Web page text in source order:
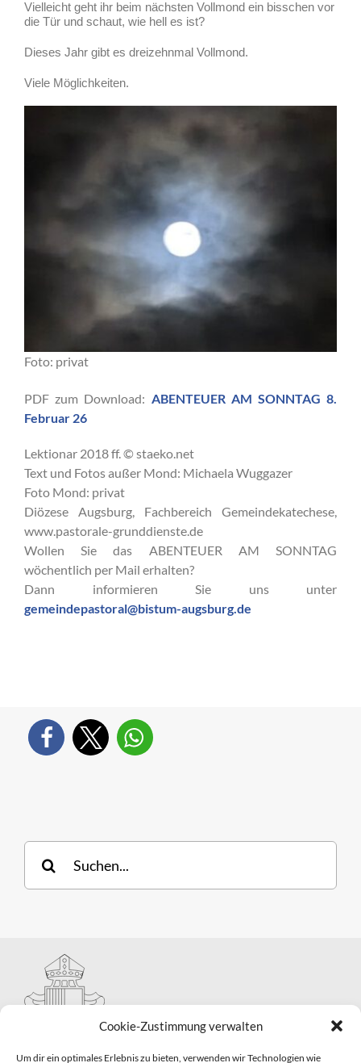
Cookie-Zustimmung verwalten
Um dir ein optimales Erlebnis zu bieten, verwenden wir Technologien wie
Vielleicht geht ihr beim nächsten Vollmond ein bisschen vor
die Tür und schaut, wie hell es ist?
Dieses Jahr gibt es dreizehnmal Vollmond.
Viele Möglichkeiten.
Foto: privat
PDF zum Download: ABENTEUER AM SONNTAG 8.
Februar 26
Lektionar 2018 ff. © staeko.net
Text und Fotos außer Mond: Michaela Wuggazer
Foto Mond: privat
Diözese Augsburg, Fachbereich Gemeindekatechese,
www.pastorale-grunddienste.de
Wollen Sie das ABENTEUER AM SONNTAG
wöchentlich per Mail erhalten?
Dann informieren Sie uns unter
gemeindepastoral@bistum-augsburg.de
Suche
nach: